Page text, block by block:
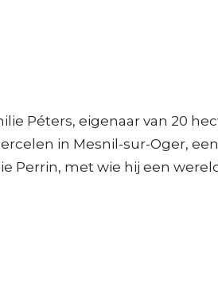
Péters, eigenaar van 20
in Mesnil-sur-Oger,
Perrin, met wie hij een